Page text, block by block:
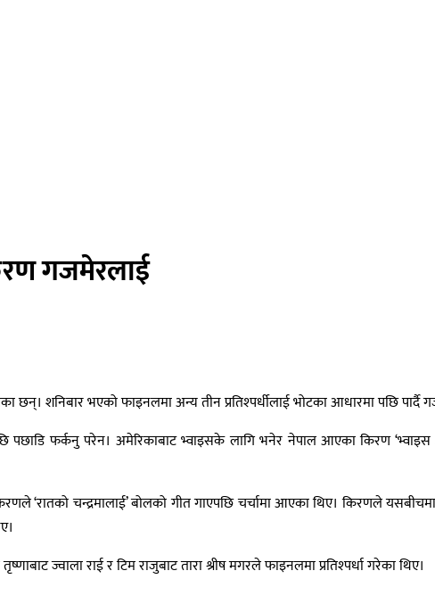
गजमेरलाई
शनिबार भएको फाइनलमा अन्य तीन प्रतिश्पर्धीलाई भोटका आधारमा पछि पार्दै
पछाडि फर्कनु परेन। अमेरिकाबाट भ्वाइसके लागि भनेर नेपाल आएका किरण
‘रातको चन्द्रमालाई’ बोलको गीत गाएपछि चर्चामा आएका थिए। किरणले
ज्वाला राई र टिम राजुबाट तारा श्रीष मगरले फाइनलमा प्रतिश्पर्धा गरेका थिए।